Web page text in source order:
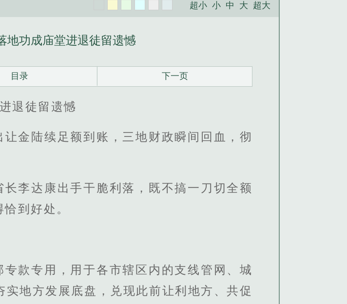
超小 小 中 大 超大
地功成庙堂进退徒留遗憾
目录 下一页
退徒留遗憾
金陆续足额到账，三地财政瞬间回血，彻
李达康出手干脆利落，既不搞一刀切全额
到好处。
款专用，用于各市辖区内的支线管网、城
地方发展底盘，兑现此前让利地方、共促